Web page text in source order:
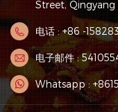
Street,
电话 : +86 -
电子邮件 :
Whatsapp :